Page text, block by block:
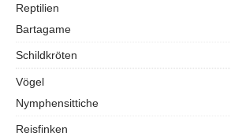
Reptilien
Bartagame
Schildkröten
Vögel
Nymphensittiche
Reisfinken